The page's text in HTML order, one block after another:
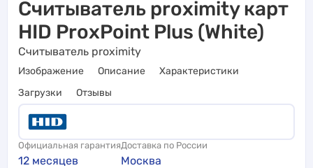
Считыватель proximity карт
HID ProxPoint Plus (White)
Считыватель proximity
Изображение Описание
Характеристики
Загрузки
Отзывы
Официальная гарантия
12 месяцев
Доставка по России
Москва